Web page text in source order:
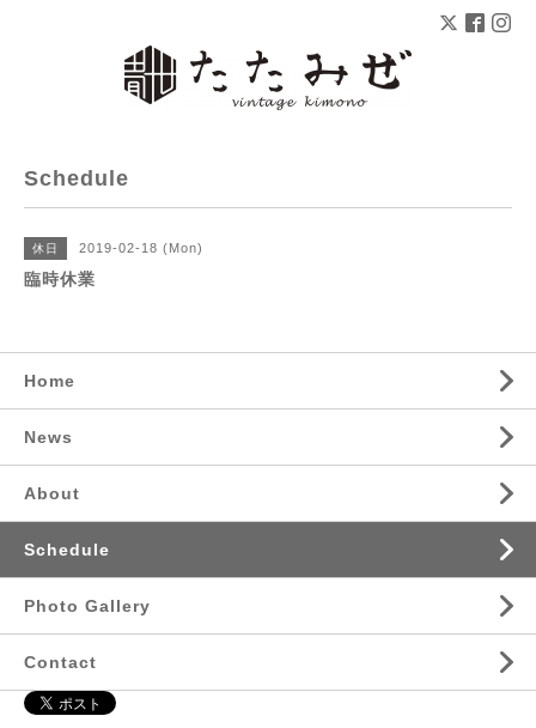
Schedule
休日 2019-02-18 (Mon)
臨時休業
Home
News
About
Schedule
Photo Gallery
Contact